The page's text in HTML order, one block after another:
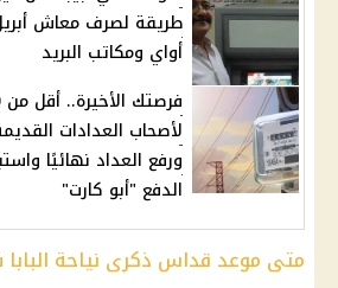
أواي ومكاتب البريد
لأصحاب العدادات
ورفع العداد نهائيًا
الدفع "أبو كارت"
متى موعد قداس ذكرى نياحة البابا